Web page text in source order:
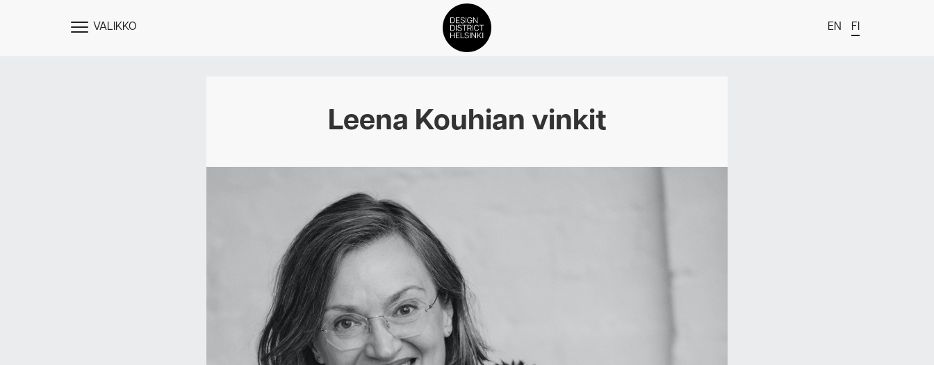
NÄYTÄVALIKKO EN FI
Jäsenet
Medialle
Meistä
Design District Helsingin jäsenyydestä
Ota yhteyttä
Leena Kouhian vinkit